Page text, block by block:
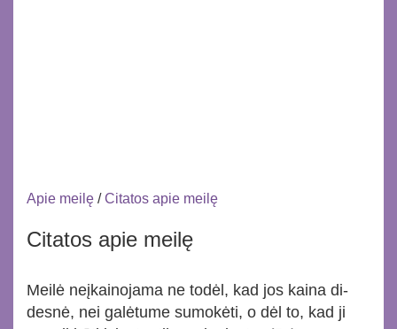
Apie meilę /Citatos apie meilę
Citatos apie meilę
Mei­lė ne­įkai­no­ja­ma ne to­dėl, kad jos kai­na di­
des­nė, nei ga­lė­tu­me su­mo­kė­ti, o dėl to, kad ji